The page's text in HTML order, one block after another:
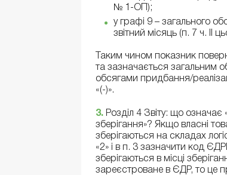
№ 1-ОП);
у графі 9 – загального
звітний місяць (п. 7 ч. II
Таким чином показник
та зазначається загальним
обсягами придбання/
«(-)».
3. Розділ 4 Звіту: що
зберігання»? Якщо власні
зберігаються на складах
«2» і в п. 3 зазначити код
зберігаються в місці
зареєстроване в ЄДР, то це